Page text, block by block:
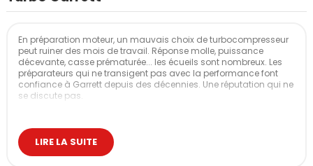
En préparation moteur, un mauvais choix de turbocompresseur
peut ruiner des mois de travail. Réponse molle, puissance
décevante, casse prématurée... les écueils sont nombreux. Les
préparateurs qui ne transigent pas avec la performance font
confiance à Garrett depuis des décennies. Une réputation qui ne
se discute pas.
Parmi l'étendue du catalogue Garrett, nous avons sélectionné
les références qui font la différence sur le terrain. Plusieurs
gammes distinctes pour couvrir tous les niveaux d'exigence, de
LIRE LA SUITE